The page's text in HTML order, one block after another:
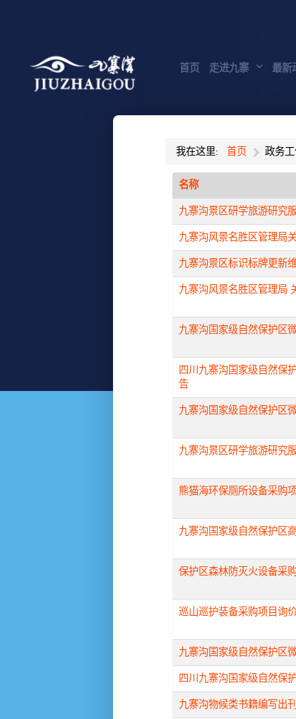
首页 走进九寨 最新
我在这里: 首页 政务
名称
九寨沟景区研学旅游研究
九寨沟风景名胜区管理局
九寨沟景区标识标牌更新
九寨沟风景名胜区管理局
九寨沟国家级自然保护区
四川九寨沟国家级自然保
告
九寨沟国家级自然保护区
九寨沟景区研学旅游研究
熊猫海环保厕所设备采购
九寨沟国家级自然保护区
保护区森林防灭火设备采
巡山巡护装备采购项目询
九寨沟国家级自然保护区
四川九寨沟国家级自然保
九寨沟物候类书籍编写出